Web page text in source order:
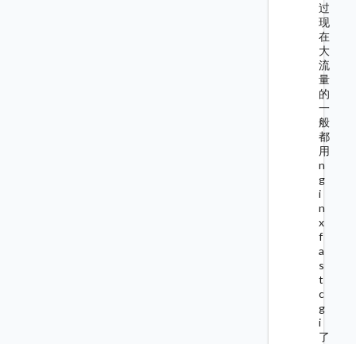
过
现
在
大
流
量
的
一
般
都
用
n
g
i
n
x
f
a
s
t
c
g
i
了